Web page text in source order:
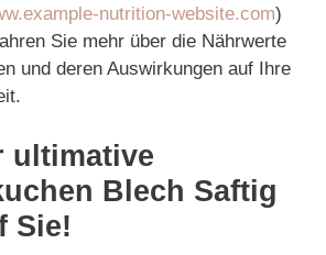
nutrition-website.com)
Sie mehr über die Nährwerte
und deren Auswirkungen auf Ihre
ultimative
Blech Saftig
Sie!